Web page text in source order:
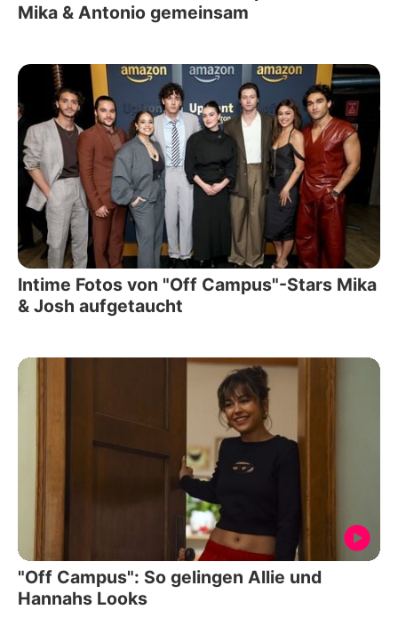
Mika & Antonio gemeinsam
Intime Fotos von "Off Campus"-Stars Mika
& Josh aufgetaucht
"Off Campus": So gelingen Allie und
Hannahs Looks